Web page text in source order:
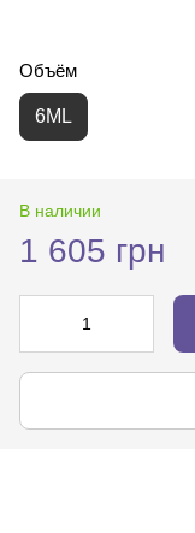
Объём
6ML
В наличии
1 605 грн